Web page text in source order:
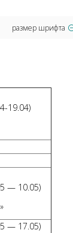
размер шрифта
19.04)
— 10.05)
— 17.05)